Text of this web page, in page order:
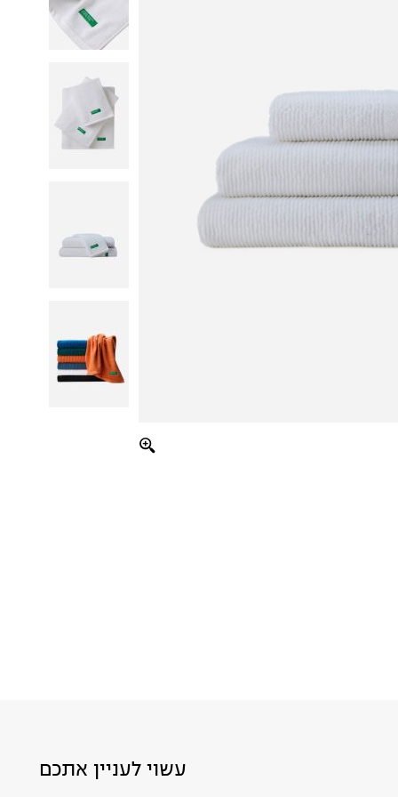
עשוי לעניין אתכם